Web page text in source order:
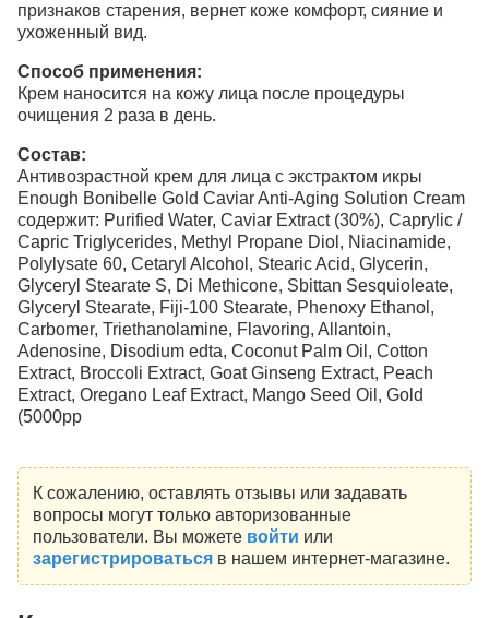
признаков старения, вернет коже комфорт, сияние и
ухоженный вид.
Способ применения:
Крем наносится на кожу лица после процедуры
очищения 2 раза в день.
Состав:
Антивозрастной крем для лица с экстрактом икры
Enough Bonibelle Gold Caviar Anti-Aging Solution Cream
содержит: Purified Water, Caviar Extract (30%), Caprylic /
Capric Triglycerides, Methyl Propane Diol, Niacinamide,
Polylysate 60, Cetaryl Alcohol, Stearic Acid, Glycerin,
Glyceryl Stearate S, Di Methicone, Sbittan Sesquioleate,
Glyceryl Stearate, Fiji-100 Stearate, Phenoxy Ethanol,
Carbomer, Triethanolamine, Flavoring, Allantoin,
Adenosine, Disodium edta, Coconut Palm Oil, Cotton
Extract, Broccoli Extract, Goat Ginseng Extract, Peach
Extract, Oregano Leaf Extract, Mango Seed Oil, Gold
(5000pp
К сожалению, оставлять отзывы или задавать
вопросы могут только авторизованные
пользователи. Вы можете войти или
зарегистрироватьсяв нашем интернет-магазине.